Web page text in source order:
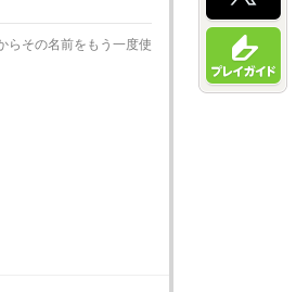
らその名前をもう一度使